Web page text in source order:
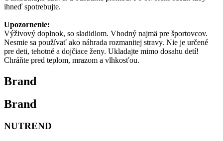
ihneď spotrebujte.
Upozornenie:
Výživový doplnok, so sladidlom. Vhodný najmä pre športovcov.
Nesmie sa používať ako náhrada rozmanitej stravy. Nie je určené
pre deti, tehotné a dojčiace ženy. Ukladajte mimo dosahu detí!
Chráňte pred teplom, mrazom a vlhkosťou.
Brand
Brand
NUTREND